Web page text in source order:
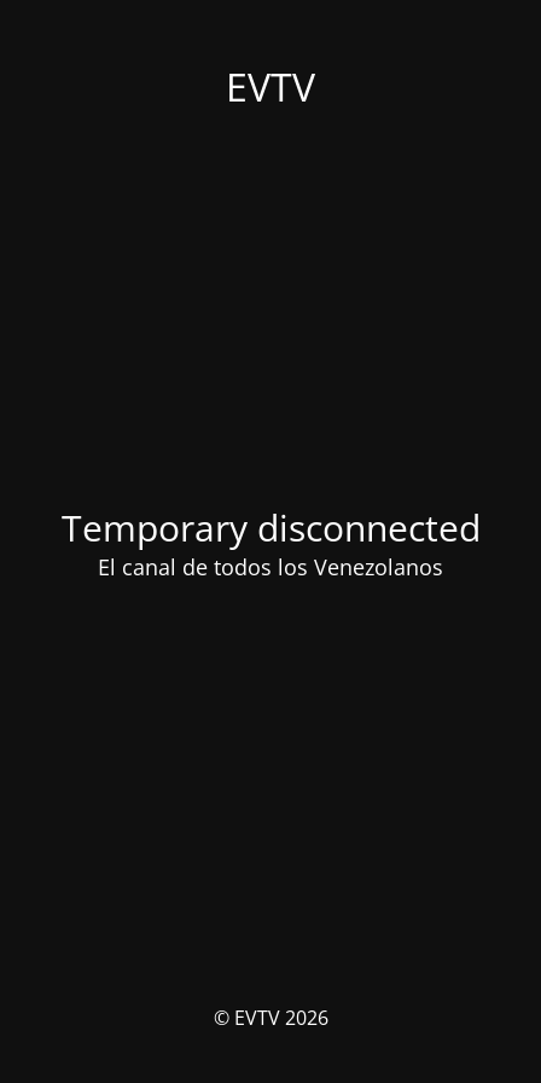
EVTV
Temporary disconnected
El canal de todos los Venezolanos
© EVTV 2026